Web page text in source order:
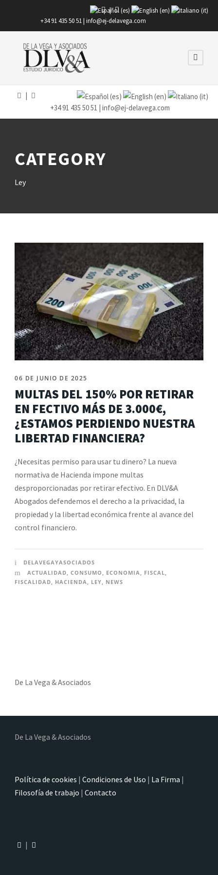
|
+34 91 435 50 51 | info@ej-delavega.com
+34 91 435 50 51 | info@ej-delavega.com
CATEGORY
Ley
06 DE JUNIO DE 2025
MULTAS DEL 150% POR RETIRAR
EN FECTIVO MÁS DE 3.000€,
¿ESTAMOS PERDIENDO NUESTRA
LIBERTAD FINANCIERA?
¿Necesitas permiso para usar tu dinero? La nueva
normativa de Hacienda impone multas
desproporcionadas por retirar efectivo. En DLV&A
Abogados defendemos el derecho a la privacidad, la
propiedad y la libertad económica frente al avance del
control financiero.
DELAVEGAYASOCIADOS
ACTUALIDAD, CONSUMO , ECONOMIA, FISCAL,
FISCALIDAD, HACIENDA, LEY, NEWS
De La Vega & Asociados
De La Vega & Asociados
Política de cookies | Condiciones de Uso | La Firma |
Filosofía de trabajo | Contacto
|